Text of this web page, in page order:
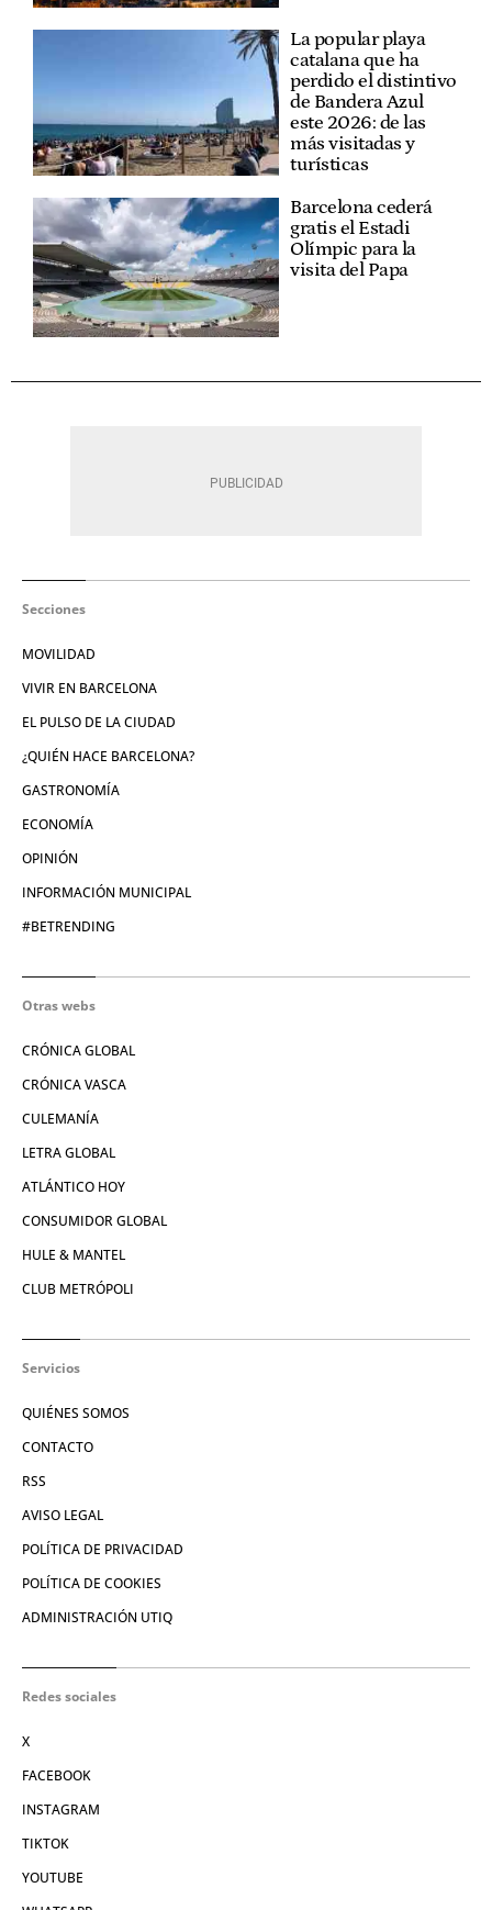
La popular playa
catalana que ha
perdido el distintivo
de Bandera Azul
este 2026: de las
más visitadas y
turísticas
Barcelona cederá
gratis el Estadi
Olímpic para la
visita del Papa
Secciones
MOVILIDAD
VIVIR EN BARCELONA
EL PULSO DE LA CIUDAD
¿QUIÉN HACE BARCELONA?
GASTRONOMÍA
ECONOMÍA
OPINIÓN
INFORMACIÓN MUNICIPAL
#BETRENDING
Otras webs
CRÓNICA GLOBAL
CRÓNICA VASCA
CULEMANÍA
LETRA GLOBAL
ATLÁNTICO HOY
CONSUMIDOR GLOBAL
HULE & MANTEL
CLUB METRÓPOLI
Servicios
QUIÉNES SOMOS
CONTACTO
RSS
AVISO LEGAL
POLÍTICA DE PRIVACIDAD
POLÍTICA DE COOKIES
ADMINISTRACIÓN UTIQ
Redes sociales
X
FACEBOOK
INSTAGRAM
TIKTOK
YOUTUBE